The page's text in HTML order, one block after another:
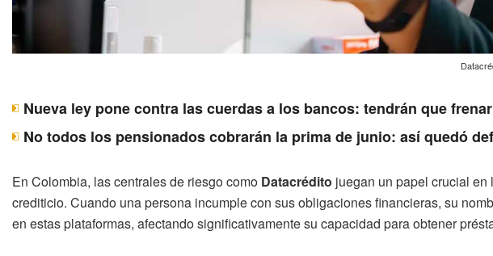
Nueva ley pone contra las cuerdas a los bancos: tendrán que
No todos los pensionados cobrarán la prima de junio: así quedó
En Colombia, las centrales de riesgo como Datacrédito juegan un papel crucial
crediticio. Cuando una persona incumple con sus obligaciones financieras, su
en estas plataformas, afectando significativamente su capacidad para obtener